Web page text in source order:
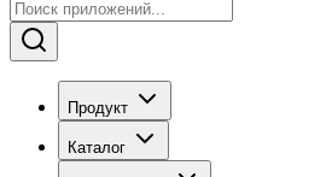
Продукт
Каталог